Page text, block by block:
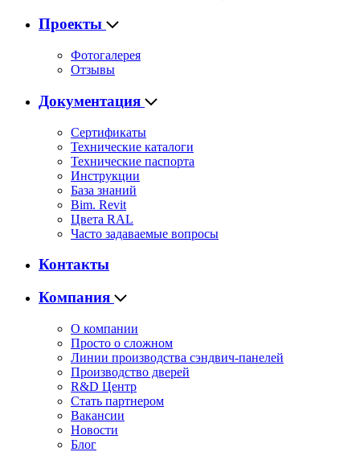
Проекты
Фотогалерея
Отзывы
Документация
Сертификаты
Технические каталоги
Технические паспорта
Инструкции
База знаний
Bim. Revit
Цвета RAL
Часто задаваемые вопросы
Контакты
Компания
О компании
Просто о сложном
Линии производства сэндвич-панелей
Производство дверей
R&D Центр
Стать партнером
Вакансии
Новости
Блог